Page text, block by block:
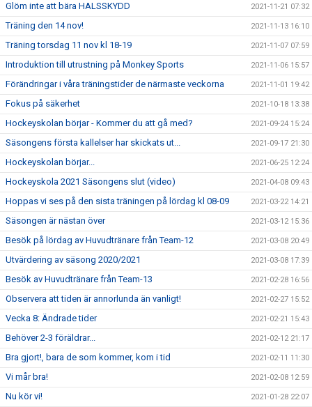
Glöm inte att bära HALSSKYDD 2021-11-21 07:32
Träning den 14 nov! 2021-11-13 16:10
Träning torsdag 11 nov kl 18-19 2021-11-07 07:59
Introduktion till utrustning på Monkey Sports 2021-11-06 15:57
Förändringar i våra träningstider de närmaste veckorna 2021-11-01 19:42
Fokus på säkerhet 2021-10-18 13:38
Hockeyskolan börjar - Kommer du att gå med? 2021-09-24 15:24
Säsongens första kallelser har skickats ut... 2021-09-17 21:30
Hockeyskolan börjar... 2021-06-25 12:24
Hockeyskola 2021 Säsongens slut (video) 2021-04-08 09:43
Hoppas vi ses på den sista träningen på lördag kl 08-09 2021-03-22 14:21
Säsongen är nästan över 2021-03-12 15:36
Besök på lördag av Huvudtränare från Team-12 2021-03-08 20:49
Utvärdering av säsong 2020/2021 2021-03-08 17:39
Besök av Huvudtränare från Team-13 2021-02-28 16:56
Observera att tiden är annorlunda än vanligt! 2021-02-27 15:52
Vecka 8: Ändrade tider 2021-02-21 15:43
Behöver 2-3 föräldrar... 2021-02-12 21:17
Bra gjort!, bara de som kommer, kom i tid 2021-02-11 11:30
Vi mår bra! 2021-02-08 12:59
Nu kör vi! 2021-01-28 22:07